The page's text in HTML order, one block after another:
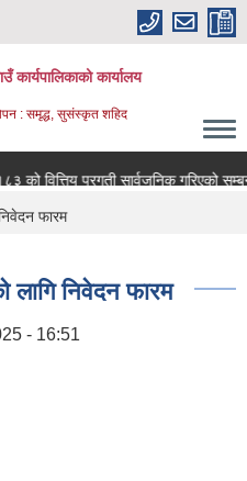
कार्यपालिकाको कार्यालय
: समृद्ध, सुसंस्कृत शहिद
प्रगती सार्वजनिक गरिएको
निवेदन फारम
लागि निवेदन फारम
- 16:51